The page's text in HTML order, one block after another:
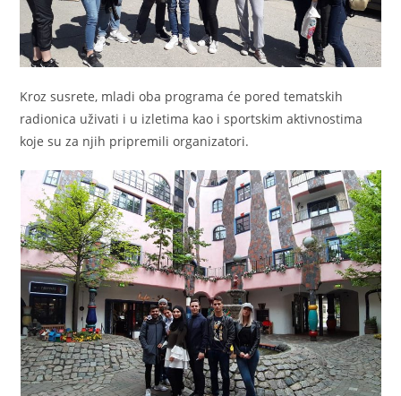
Kroz susrete, mladi oba programa će pored tematskih
radionica uživati i u izletima kao i sportskim aktivnostima
koje su za njih pripremili organizatori.